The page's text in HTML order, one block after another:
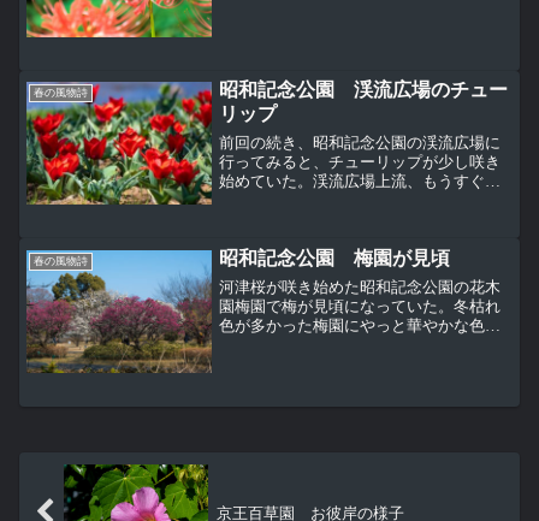
春の風物詩
昭和記念公園 渓流広場のチュー
リップ
前回の続き、昭和記念公園の渓流広場に
行ってみると、チューリップが少し咲き
始めていた。渓流広場上流、もうすぐこ
はない青色でアクセントをつ...
春の風物詩 昭和記念公園 梅園が見頃
河津桜が咲き始めた昭和記念公園の花木
園梅園で梅が見頃になっていた。冬枯れ
色が多かった梅園にやっと華やかな色合
京王百草園 お彼岸の様子